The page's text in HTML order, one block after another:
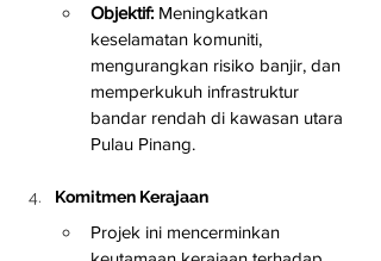
Objektif: Meningkatkan
keselamatan komuniti,
mengurangkan risiko banjir, dan
memperkukuh infrastruktur
bandar rendah di kawasan utara
Pulau Pinang.
Komitmen Kerajaan
Projek ini mencerminkan